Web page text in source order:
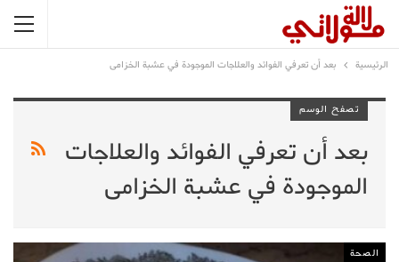
الرئيسية بعد أن تعرفي الفوائد والعلاجات الموجودة في عشبة الخزامى
تصفح الوسم
بعد أن تعرفي الفوائد والعلاجات
الموجودة في عشبة الخزامى
الصحة